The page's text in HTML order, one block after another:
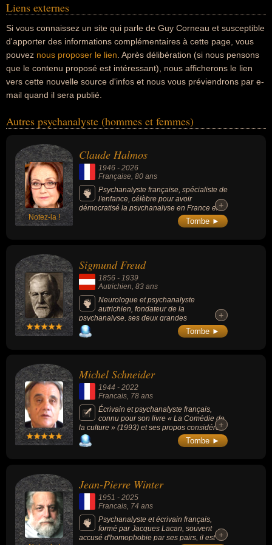
Liens externes
Si vous connaissez un site qui parle de Guy Corneau et susceptible
d'apporter des informations complémentaires à cette page, vous
pouvez nous proposer le lien . Après délibération (si nous pensons
que le contenu proposé est intéressant), nous afficherons le lien
vers cette nouvelle source d'infos et nous vous préviendrons par e-
mail quand il sera publié.
Autres psychanalyste (hommes et femmes)
Notez-la !
Claude Halmos
1946 - 2026
Française, 80 ans
Psychanalyste française, spécialiste de
l'enfance, célèbre pour avoir
démocratisé la psychanalyse en France en
transposant ses concepts complexes dans
un langage accessible au grand public, a
connaître à une échelle de masse grâce à
ses chroniques médiatiques régulières (à la
télévision dans "La Grande Famille" sur
Canal+ puis à la radio sur France Info et ses
essais à succès comme "Pourquoi l'amour
ne suffit pas").
+
+
Tombe ►
Sigmund Freud
1856 - 1939
Autrichien , 83 ans
Neurologue et psychanalyste
autrichien, fondateur de la
psychanalyse, ses deux grandes
découvertes sont la sexualité infantile et
l'inconscient. Elles le conduisent à élaborer
rêve et la névrose, puis il propose une
technique de thérapie, la cure
psychanalytique.
+
+
Tombe ►
Michel Schneider
1944 - 2022
Francais, 78 ans
Écrivain et psychanalyste français,
connu pour son livre « La Comédie de
la culture » (1993) et ses propos considérés
comme homophobes.
+
+
Tombe ►
Jean-Pierre Winter
1951 - 2025
Francais , 74 ans
Psychanalyste et écrivain français,
formé par Jacques Lacan, souvent
accusé d'homophobie par ses pairs, il est +
+